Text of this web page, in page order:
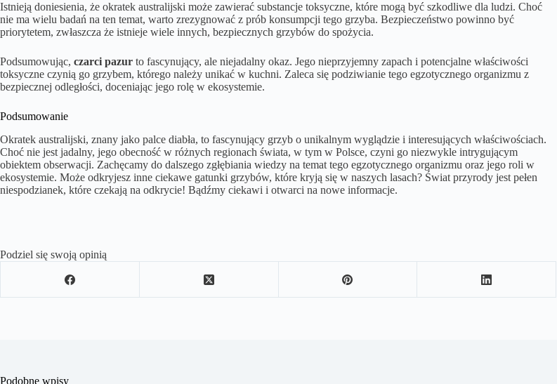
Istnieją doniesienia, że okratek australijski może zawierać substancje toksyczne, które mogą być szkodliwe dla ludzi. Choć
nie ma wielu badań na ten temat, warto zrezygnować z prób konsumpcji tego grzyba. Bezpieczeństwo powinno być
priorytetem, zwłaszcza że istnieje wiele innych, bezpiecznych grzybów do spożycia.
Podsumowując, czarci pazur to fascynujący, ale niejadalny okaz. Jego nieprzyjemny zapach i potencjalne właściwości
toksyczne czynią go grzybem, którego należy unikać w kuchni. Zaleca się podziwianie tego egzotycznego organizmu z
bezpiecznej odległości, doceniając jego rolę w ekosystemie.
Podsumowanie
Okratek australijski, znany jako palce diabła, to fascynujący grzyb o unikalnym wyglądzie i interesujących właściwościach.
Choć nie jest jadalny, jego obecność w różnych regionach świata, w tym w Polsce, czyni go niezwykle intrygującym
obiektem obserwacji. Zachęcamy do dalszego zgłębiania wiedzy na temat tego egzotycznego organizmu oraz jego roli w
ekosystemie. Może odkryjesz inne ciekawe gatunki grzybów, które kryją się w naszych lasach? Świat przyrody jest pełen
niespodzianek, które czekają na odkrycie! Bądźmy ciekawi i otwarci na nowe informacje.
Podziel się swoją opinią
Podobne wpisy